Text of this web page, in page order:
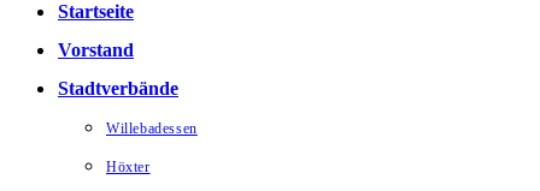
Startseite
Vorstand
Stadtverbände
Willebadessen
Höxter